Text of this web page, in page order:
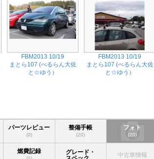
FBM2013 10/19
まとら107 (べるらん大佐
と☆ゆう）
FBM2013 10/19
まとら107 (べるらん大佐
と☆ゆう）
パーツレビュー
(0)
整備手帳
(20)
フォト
(20)
燃費記録
グレード・
中古車情報